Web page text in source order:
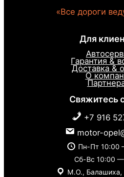
«Все дороги
Для
Гарантия &
Доставка &
О
Свяжитесь
+7 916
motor-
Пн-Пт 10:00
Сб-Вс 10:00
М.О., Балашиха,